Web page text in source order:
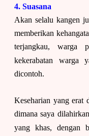
4. Suasana
Akan selalu kangen
memberikan
terjangkau, warga
kekerabatan warga
dicontoh.
Keseharian yang erat
dimana saya
yang khas, dengan